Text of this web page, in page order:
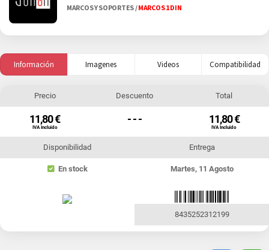
MARCOS Y SOPORTES/MARCOS 1 DIN
Información Imagenes Videos Compatibilidad
Precio
11,80 €
IVA Incluido
Descuento
- - -
Total
11,80 €
IVA Incluido
Disponibilidad
En stock
Entrega
Martes, 11 Agosto
8435252312199